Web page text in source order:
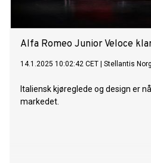
Alfa Romeo Junior Veloce
14.1.2025 10:02:42 CET Stellantis
Italiensk kjøreglede og design er
markedet.